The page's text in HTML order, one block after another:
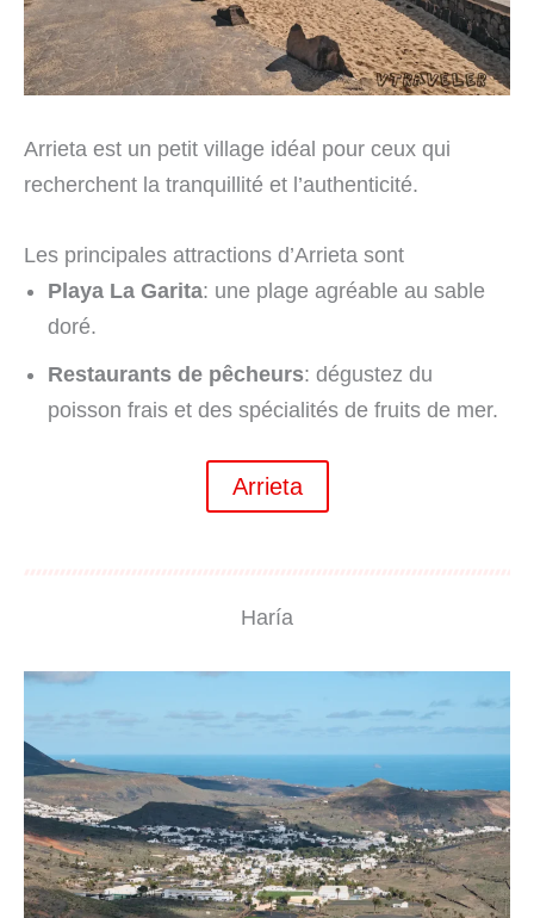
Arrieta est un petit village idéal pour ceux qui
recherchent la tranquillité et l’authenticité.
Les principales attractions d’Arrieta sont
Playa La Garita: une plage agréable au sable
doré.
Restaurants de pêcheurs: dégustez du
poisson frais et des spécialités de fruits de mer.
Arrieta
Haría